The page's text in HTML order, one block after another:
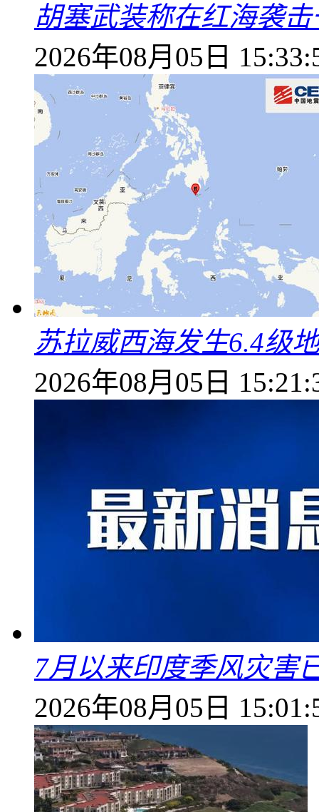
胡塞武装称在红海袭
2026年08月05日
苏拉威西海发生6.4级
2026年08月05日
7月以来印度季风灾害
2026年08月05日